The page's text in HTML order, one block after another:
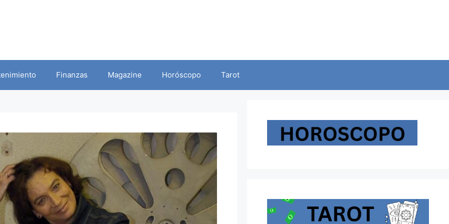
Finanzas Magazine Horóscopo Tarot